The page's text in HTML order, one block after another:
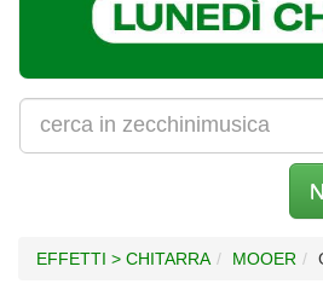
EFFETTI > CHITARRA MOOER